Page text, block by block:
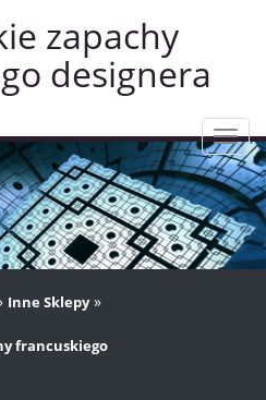
zapachy
designera
Inne Sklepy»
francuskiego